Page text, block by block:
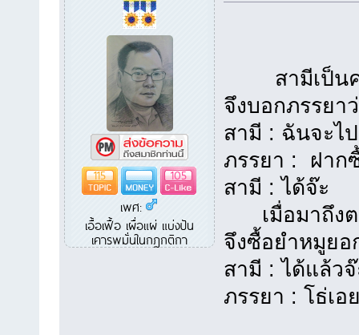
115
105
เพศ:
เอื้อเฟื้อ เผื่อแผ่ แบ่งปัน
เคารพมั่นในกฏกติกา
สามีเป็นคน
จึงบอกภรรยา
สามี : ฉันจะไ
ภรรยา : ฝาก
สามี : ได้จ๊ะ
เมื่อมาถึงตล
จึงซื้อยำหมูยอ
สามี : ได้แล้ว
ภรรยา : โธ่เ